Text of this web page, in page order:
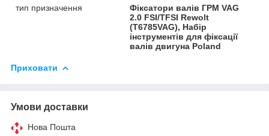
тип призначення
Фіксатори валів ГРМ VAG
2.0 FSI/TFSI Rewolt
(T6785VAG), Набір
інструментів для фіксації
валів двигуна Poland
Приховати
Умови доставки
Нова Пошта